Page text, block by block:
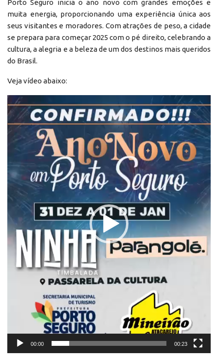
Porto Seguro inicia o ano novo com grandes emoções e
muita energia, proporcionando uma experiência única aos
seus visitantes e moradores. Com atrações de peso, a cidade
se prepara para começar 2025 com o pé direito, celebrando a
cultura, a alegria e a beleza de um dos destinos mais queridos
do Brasil.
Veja vídeo abaixo:
Reprodutor
de
vídeo
00:00 00:23